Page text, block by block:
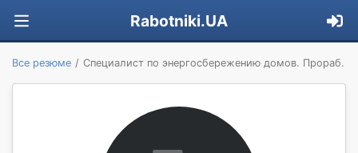
Rabotniki.UA
Все резюме Специалист по энергосбережению домов. Прораб.